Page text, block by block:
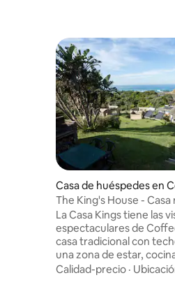
Casa de huéspedes en
Bay
The King's House - Casa
La Casa Kings tiene las
espectaculares de
casa tradicional con
una zona de estar,
independiente, baño
Calidad-precio ·